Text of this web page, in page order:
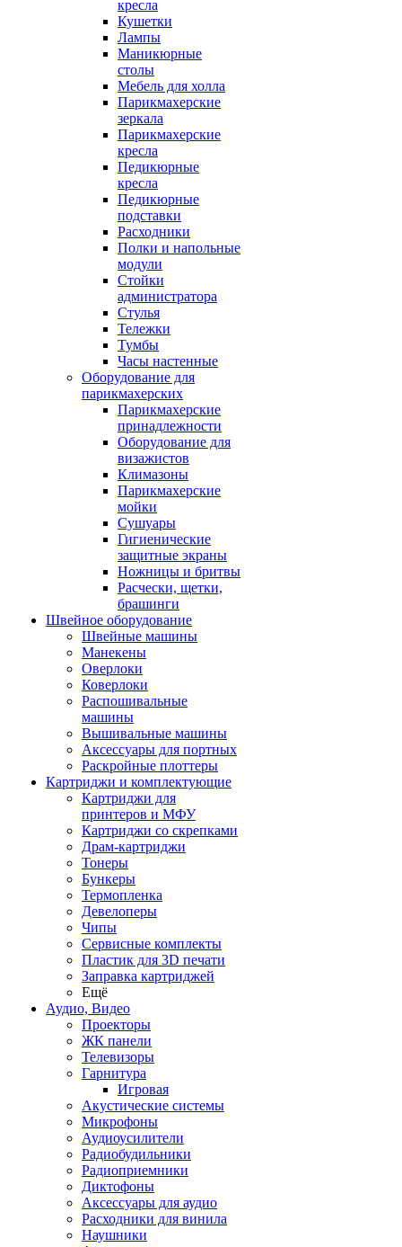
кресла
Кушетки
Лампы
Маникюрные
столы
Мебель для холла
Парикмахерские
зеркала
Парикмахерские
кресла
Педикюрные
кресла
Педикюрные
подставки
Расходники
Полки и напольные
модули
Стойки
администратора
Стулья
Тележки
Тумбы
Часы настенные
Оборудование для
парикмахерских
Парикмахерские
принадлежности
Оборудование для
визажистов
Климазоны
Парикмахерские
мойки
Сушуары
Гигиенические
защитные экраны
Ножницы и бритвы
Расчески, щетки,
брашинги
Швейное оборудование
Швейные машины
Манекены
Оверлоки
Коверлоки
Распошивальные
машины
Вышивальные машины
Аксессуары для портных
Раскройные плоттеры
Картриджи и комплектующие
Картриджи для
принтеров и МФУ
Картриджи со скрепками
Драм-картриджи
Тонеры
Бункеры
Термопленка
Девелоперы
Чипы
Сервисные комплекты
Пластик для 3D печати
Заправка картриджей
Ещё
Аудио, Видео
Проекторы
ЖК панели
Телевизоры
Гарнитура
Игровая
Акустические системы
Микрофоны
Аудиоусилители
Радиобудильники
Радиоприемники
Диктофоны
Аксессуары для аудио
Расходники для винила
Наушники